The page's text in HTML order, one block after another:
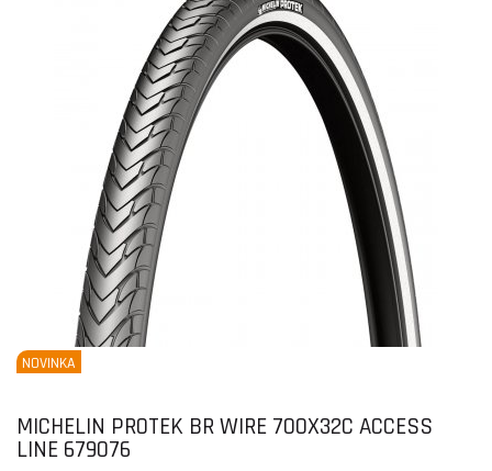
NOVINKA
MICHELIN PROTEK BR WIRE 700X32C ACCESS
LINE 679076